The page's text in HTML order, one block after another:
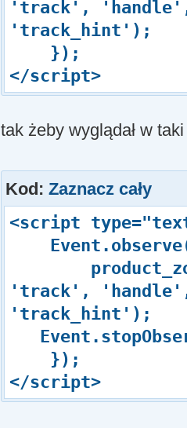
'track', 'handle',
'track_hint');
});
</script>
tak żeby wyglądał w
Kod:Zaznacz cały
<script
product_zoom
'track', 'handle',
'track_hint');
});
</script>